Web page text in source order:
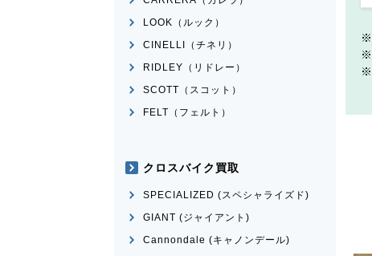
LOOK（ルック）
CINELLI（チネリ）
RIDLEY（リドレー）
SCOTT（スコット）
FELT（フェルト）
クロスバイク買取
SPECIALIZED (スペシャライズド)
GIANT (ジャイアント)
Cannondale (キャノンデール)